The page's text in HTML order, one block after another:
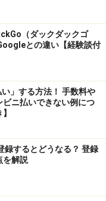
実はどれもそれほど
いうと、実はお金が
ベースの維持、管理
。ところが企業のブ
スを持たせてい な
れない中小企業の
は向いています。私
大企業が個に向かっ
ョンを始めたという
。大企業でさえ、そ
（ダックダックゴ
との違い【経験談付
」する方法！ 手数料や
ニ払いできない例につ
録するとどうなる？ 登録
を解説